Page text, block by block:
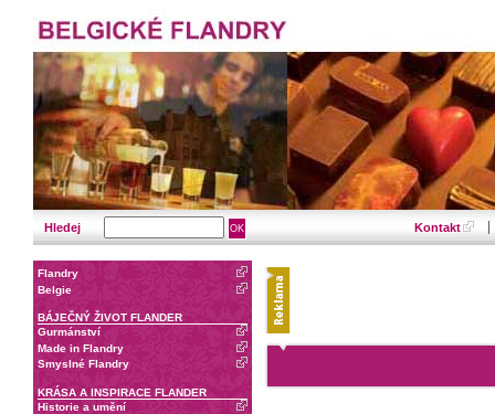
Hledej Kontakt
Flandry
Belgie
BÁJEČNÝ ŽIVOT FLANDER
Gurmánství
Made in Flandry
Smyslné Flandry
KRÁSA A INSPIRACE FLANDER
Historie a umění